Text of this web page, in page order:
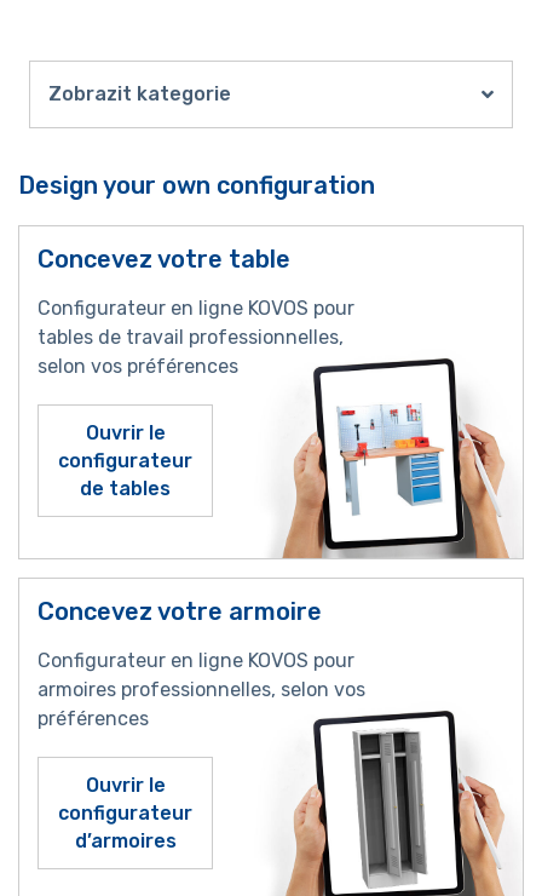
Zobrazit kategorie
Design your own configuration
Concevez votre table
Configurateur en ligne KOVOS pour
tables de travail professionnelles,
selon vos préférences
Ouvrir le
configurateur
de tables
Concevez votre armoire
Configurateur en ligne KOVOS pour
armoires professionnelles, selon vos
préférences
Ouvrir le
configurateur
d’armoires